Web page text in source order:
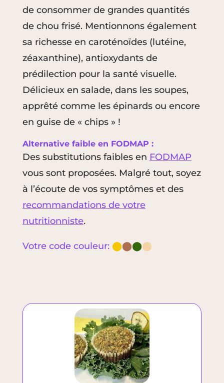
de consommer de grandes quantités
de chou frisé. Mentionnons également
sa richesse en caroténoïdes (lutéine,
zéaxanthine), antioxydants de
prédilection pour la santé visuelle.
Délicieux en salade, dans les soupes,
apprêté comme les épinards ou encore
en guise de « chips » !
Alternative faible en FODMAP :
Des substitutions faibles en FODMAP
vous sont proposées. Malgré tout, soyez
à l’écoute de vos symptômes et des
recommandations de votre
nutritionniste.
Votre code couleur: ⬤⬤⬤⬤